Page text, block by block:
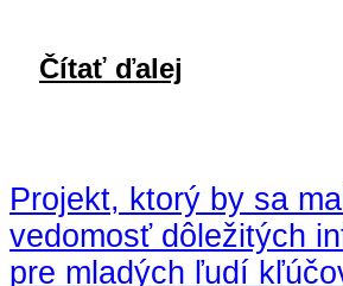
Čítať ďalej
Projekt, ktorý by sa
vedomosť dôležitých
pre mladých ľudí